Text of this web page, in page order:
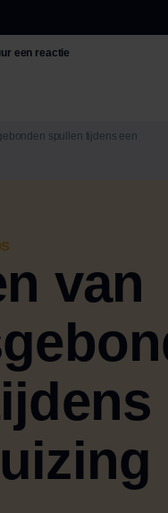
een reactie
spullen tijdens een
van